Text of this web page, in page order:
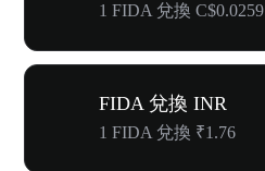
1 FIDA 兌換 C$0.0259
FIDA 兌換 INR
1 FIDA 兌換 ₹1.76